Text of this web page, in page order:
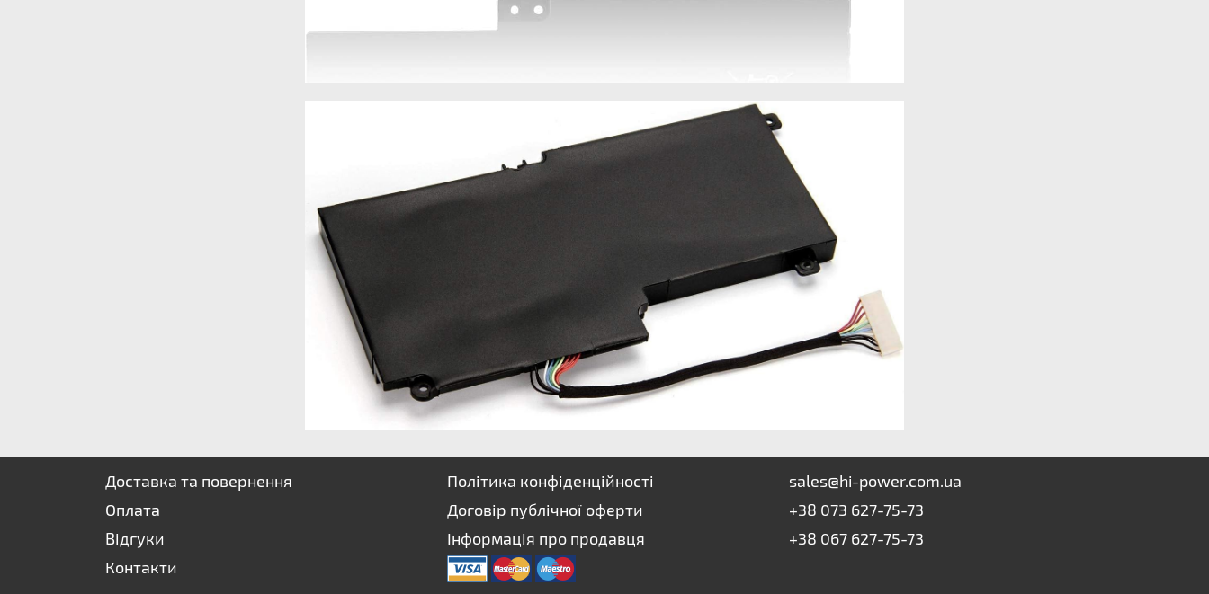
Доставка та повернення
Оплата
Відгуки
Контакти
Політика конфіденційності
Договір публічної оферти
Інформація про продавця
sales@hi-power.com.ua
+38 073 627-75-73
+38 067 627-75-73